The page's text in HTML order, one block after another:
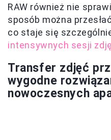
RAW również nie
sposób można
co staje się
intensywnych sesji
Transfer zdjęć
wygodne
nowoczesnych